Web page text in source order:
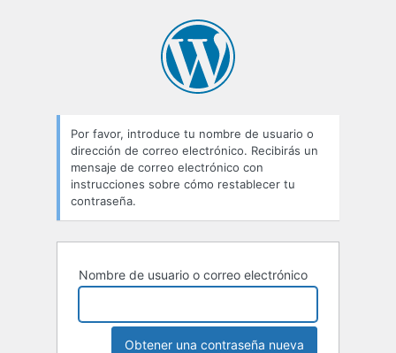
Por favor, introduce tu nombre de usuario o
dirección de correo electrónico. Recibirás un
mensaje de correo electrónico con
instrucciones sobre cómo restablecer tu
contraseña.
Nombre de usuario o correo electrónico